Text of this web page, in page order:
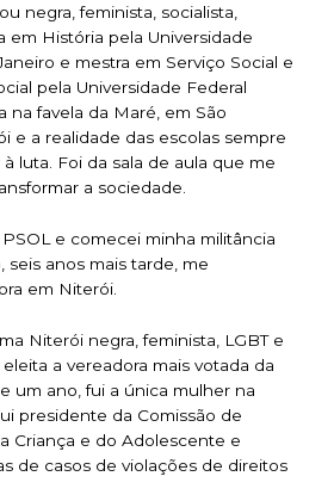
negra, feminista, socialista,
em História pela Universidade
e mestra em Serviço Social e
pela Universidade Federal
na favela da Maré, em São
e a realidade das escolas sempre
luta. Foi da sala de aula que me
a sociedade.
e comecei minha militância
seis anos mais tarde, me
em Niterói.
Niterói negra, feminista, LGBT e
a vereadora mais votada da
um ano, fui a única mulher na
presidente da Comissão de
Criança e do Adolescente e
de casos de violações de direitos